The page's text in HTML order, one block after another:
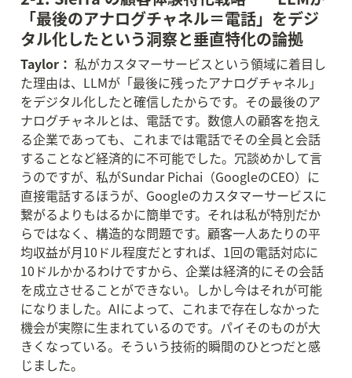
「最後のアナログチャネル＝電話」をデジ
タル化したという洞察と垂直特化の論拠
Taylor： 私がカスタマーサービスという領域に着目し
た理由は、LLMが「最後に残ったアナログチャネル」
をデジタル化したと確信したからです。その最後のア
ナログチャネルとは、電話です。数億人の顧客を抱え
る企業であっても、これまでは電話でその全員と会話
することなど経済的に不可能でした。冗談めかして言
うのですが、私がSundar Pichai（GoogleのCEO）に
直接電話するほうが、Googleのカスタマーサービスに
繋がるよりもはるかに簡単です。それは私が特別だか
らではなく、構造的な問題です。顧客一人あたりの平
均収益が月10ドル程度だとすれば、1回の電話対応に
10ドルかかるわけですから、企業は経済的にその会話
を成立させることができない。しかし今はそれが可能
になりました。AIによって、これまで存在しなかった
機会が実際に生まれているのです。パイそのものが大
きくなっている。そういう技術的瞬間のひとつだと感
じました。